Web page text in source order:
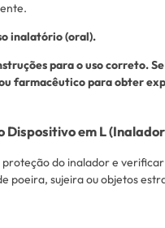
inalatório (oral).
para o uso correto.
farmacêutico para obter
Dispositivo em L
do inalador e verificar
poeira, sujeira ou objetos